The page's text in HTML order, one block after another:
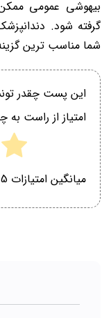
بیهوشی عمومی
گرفته شود.
شما مناسب ترین
این پست چقدر
امتیاز از راست
میانگین امتیازات 5